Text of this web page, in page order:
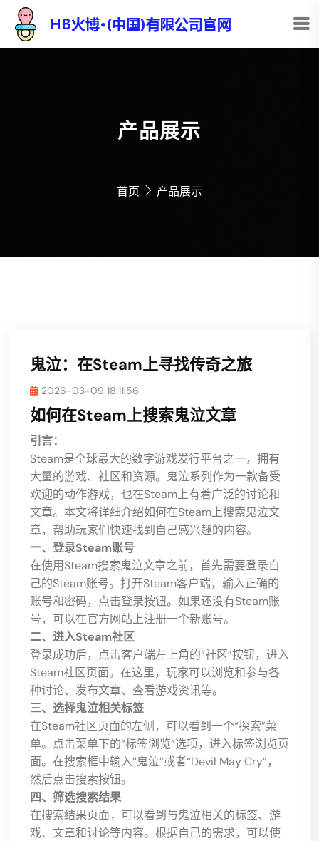
产品展示
首页 产品展示
鬼泣：在Steam上寻找传奇之旅
2026-03-09 18:11:56
如何在Steam上搜索鬼泣文章
引言：
Steam是全球最大的数字游戏发行平台之一，拥有
大量的游戏、社区和资源。鬼泣系列作为一款备受
欢迎的动作游戏，也在Steam上有着广泛的讨论和
文章。本文将详细介绍如何在Steam上搜索鬼泣文
章，帮助玩家们快速找到自己感兴趣的内容。
一、登录Steam账号
在使用Steam搜索鬼泣文章之前，首先需要登录自
己的Steam账号。打开Steam客户端，输入正确的
账号和密码，点击登录按钮。如果还没有Steam账
号，可以在官方网站上注册一个新账号。
二、进入Steam社区
登录成功后，点击客户端左上角的“社区”按钮，进入
Steam社区页面。在这里，玩家可以浏览和参与各
种讨论、发布文章、查看游戏资讯等。
三、选择鬼泣相关标签
在Steam社区页面的左侧，可以看到一个“探索”菜
单。点击菜单下的“标签浏览”选项，进入标签浏览页
面。在搜索框中输入“鬼泣”或者“Devil May Cry”，
然后点击搜索按钮。
四、筛选搜索结果
在搜索结果页面，可以看到与鬼泣相关的标签、游
戏、文章和讨论等内容。根据自己的需求，可以使